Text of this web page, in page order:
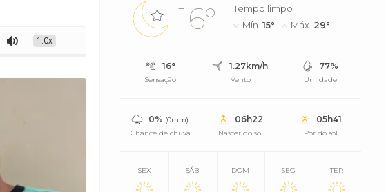
com coração parado na unidade
1.0x
16°
Tempo limpo
Mín.15° Máx. 29°
16°
Sensação
1.27km/h
Vento
77%
Umidade
0% (0mm)
Chance de chuva
06h22
Nascer do sol
05h41
Pôr do sol
SEX SÁB DOM SEG TER